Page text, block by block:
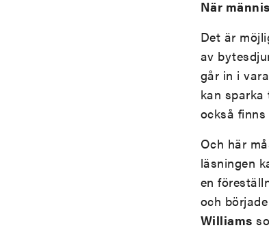
När
Det är
av
går in i
kan sparka
också
Och här
läsningen
en
och
Williams